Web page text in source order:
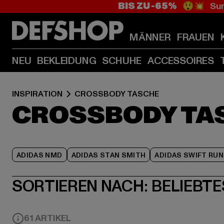
BIS ZU -65% 😲💥
MÄNNER FRAUEN
NEU BEKLEIDUNG SCHUHE ACCESSOIRES
INSPIRATION CROSSBODY TASCHE
CROSSBODY
ADIDAS NMD ADIDAS STAN SMITH ADIDAS SWIFT RUN
SORTIEREN NACH:
61 ARTIKEL